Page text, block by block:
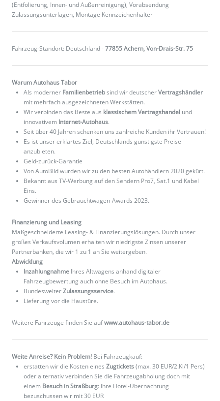
(Entfolierung, Innen- und Außenreinigung), Vorabsendung
Zulassungsunterlagen, Montage Kennzeichenhalter
Fahrzeug-Standort: Deutschland -77855 Achern, Von-Drais-Str. 75
Warum Autohaus Tabor
Als moderner Familienbetriebsind wir deutscherVertragshändler
mit mehrfach ausgezeichneten Werkstätten.
Wir verbinden das Beste aus klassischem Vertragshandel und
innovativem Internet-Autohaus.
Seit über 40 Jahren schenken uns zahlreiche Kunden ihr Vertrauen!
Es ist unser erklärtes Ziel, Deutschlands günstigste Preise
anzubieten.
Geld-zurück-Garantie
Von AutoBild wurden wir zu den besten Autohändlern 2020 gekürt.
Bekannt aus TV-Werbung auf den Sendern Pro7, Sat.1 und Kabel
Eins.
Gewinner des Gebrauchtwagen-Awards 2023.
Finanzierung und Leasing
Maßgeschneiderte Leasing- & Finanzierungslösungen. Durch unser
großes Verkaufsvolumen erhalten wir niedrigste Zinsen unserer
Partnerbanken, die wir 1 zu 1 an Sie weitergeben.
Abwicklung
Inzahlungnahme Ihres Altwagens anhand digitaler
Fahrzeugbewertung auch ohne Besuch im Autohaus.
BundesweiterZulassungsservice.
Lieferung vor die Haustüre.
Weitere Fahrzeuge finden Sie aufwww.autohaus-tabor.de
Weite Anreise? Kein Problem! Bei Fahrzeugkauf:
erstatten wir die Kosten eines Zugtickets(max. 30 EUR/2.Kl/1 Pers)
oder alternativ verbinden Sie die Fahrzeugabholung doch mit
einem Besuch in Straßburg: Ihre Hotel-Übernachtung
bezuschussen wir mit 30 EUR